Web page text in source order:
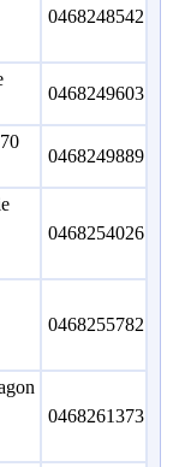
0468248542
0468249603
0468249889
0468254026
0468255782
0468261373